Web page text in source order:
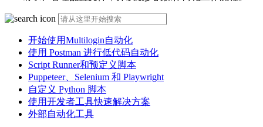
开始使用Multilogin自动化
使用 Postman 进行低代码自动化
Script Runner和预定义脚本
Puppeteer、Selenium 和 Playwright
自定义 Python 脚本
使用开发者工具快速解决方案
外部自动化工具